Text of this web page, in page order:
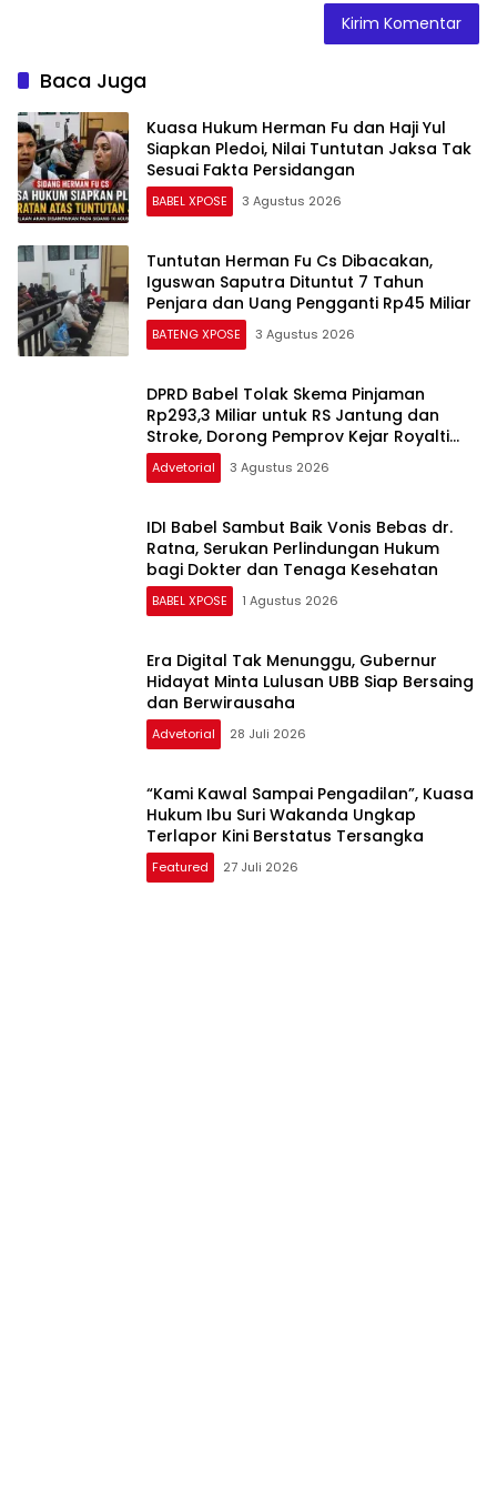
BABEL XPOSE 3 Agustus 2026
Tuntutan Herman Fu Cs Dibacakan,
Iguswan Saputra Dituntut 7 Tahun
BATENG XPOSE 3 Agustus 2026
DPRD Babel Tolak Skema Pinjaman
Rp293,3 Miliar untuk RS Jantung dan
Timah
Advetorial 3 Agustus 2026
IDI Babel Sambut Baik Vonis Bebas dr.
Ratna, Serukan Perlindungan Hukum
BABEL XPOSE 1 Agustus 2026
Era Digital Tak Menunggu, Gubernur
Hidayat Minta Lulusan UBB Siap Bersaing
Advetorial 28 Juli 2026
“Kami Kawal Sampai Pengadilan”, Kuasa
Hukum Ibu Suri Wakanda Ungkap
Featured 27 Juli 2026